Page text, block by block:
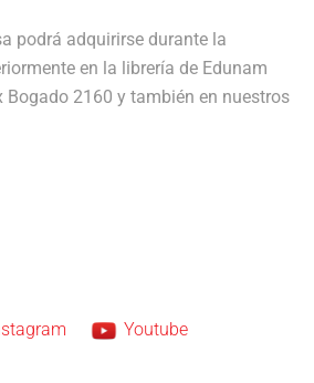
podrá adquirirse durante la
en la librería de Edunam
Bogado 2160 y también en nuestros
Youtube